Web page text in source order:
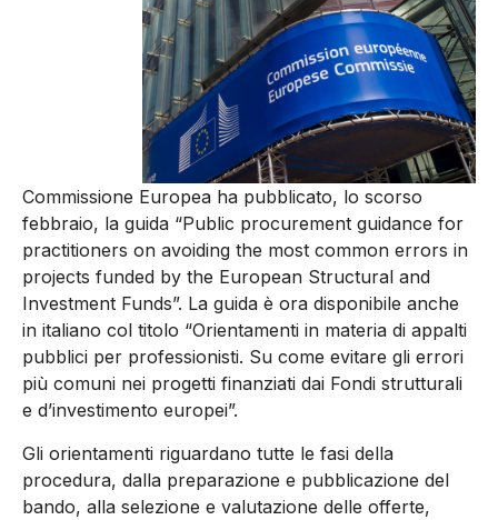
Commissione Europea ha pubblicato, lo scorso
febbraio, la guida “Public procurement guidance for
practitioners on avoiding the most common errors in
projects funded by the European Structural and
Investment Funds”. La guida è ora disponibile anche
in italiano col titolo “Orientamenti in materia di appalti
pubblici per professionisti. Su come evitare gli errori
più comuni nei progetti finanziati dai Fondi strutturali
e d’investimento europei”.
Gli orientamenti riguardano tutte le fasi della
procedura, dalla preparazione e pubblicazione del
bando, alla selezione e valutazione delle offerte,